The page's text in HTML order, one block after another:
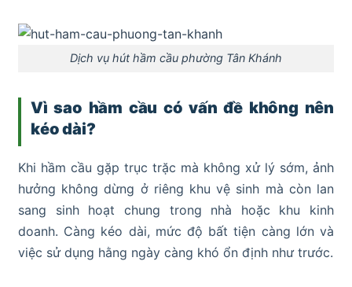
Dịch vụ hút hầm cầu phường Tân Khánh
Vì sao hầm cầu có vấn đề không nên
kéo dài?
Khi hầm cầu gặp trục trặc mà không xử lý sớm, ảnh
hưởng không dừng ở riêng khu vệ sinh mà còn lan
sang sinh hoạt chung trong nhà hoặc khu kinh
doanh. Càng kéo dài, mức độ bất tiện càng lớn và
việc sử dụng hằng ngày càng khó ổn định như trước.